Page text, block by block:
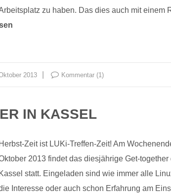
zu haben. Das dies auch mit einem
2013 Kommentar (1)
IN KASSEL
Herbst-Zeit ist LUKi-Treffen-Zeit! Am
2013 findet das diesjährige Get-together
Kassel statt. Eingeladen sind wie immer alle
Interesse oder auch schon Erfahrung am